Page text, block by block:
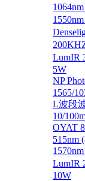
LumIR
5W
NP
1565/
L波段
10/
OYAT
515nm
LumIR
10W